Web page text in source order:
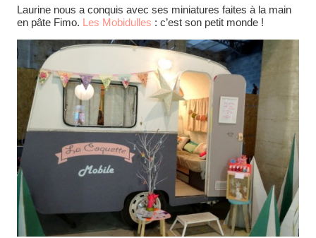
Laurine nous a conquis avec ses miniatures faites à la main
en pâte Fimo. Les Mobidulles : c’est son petit monde !